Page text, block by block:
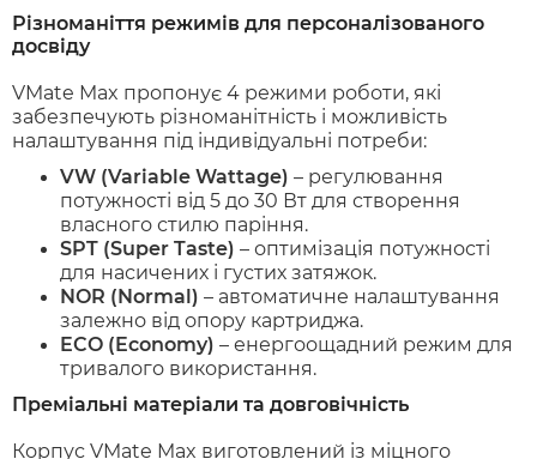
Різноманіття режимів для персоналізованого
досвіду
VMate Max пропонує 4 режими роботи, які
забезпечують різноманітність і можливість
налаштування під індивідуальні потреби:
VW (Variable Wattage) – регулювання
потужності від 5 до 30 Вт для створення
власного стилю паріння.
SPT (Super Taste) – оптимізація потужності
для насичених і густих затяжок.
NOR (Normal) – автоматичне налаштування
залежно від опору картриджа.
ECO (Economy) – енергоощадний режим для
тривалого використання.
Преміальні матеріали та довговічність
Корпус VMate Max виготовлений із міцного